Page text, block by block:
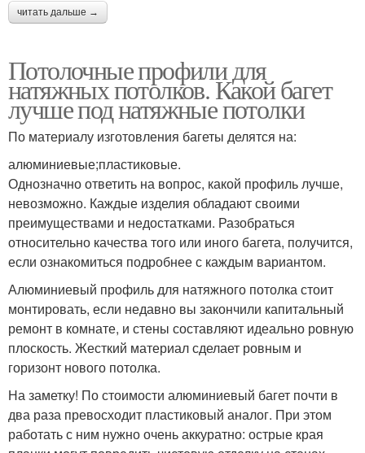
читать дальше →
Потолочные профили для
натяжных потолков. Какой багет
лучше под натяжные потолки
По материалу изготовления багеты делятся на:
алюминиевые;пластиковые.
Однозначно ответить на вопрос, какой профиль лучше,
невозможно. Каждые изделия обладают своими
преимуществами и недостатками. Разобраться
относительно качества того или иного багета, получится,
если ознакомиться подробнее с каждым вариантом.
Алюминиевый профиль для натяжного потолка стоит
монтировать, если недавно вы закончили капитальный
ремонт в комнате, и стены составляют идеально ровную
плоскость. Жесткий материал сделает ровным и
горизонт нового потолка.
На заметку! По стоимости алюминиевый багет почти в
два раза превосходит пластиковый аналог. При этом
работать с ним нужно очень аккуратно: острые края